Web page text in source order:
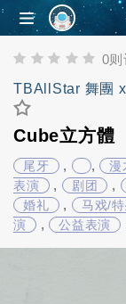
0则
TBAllStar 舞團
Cube立方體
尾牙 , , 漫
表演
, 剧团 ,
婚礼 , 马戏/
演
, 公益表演